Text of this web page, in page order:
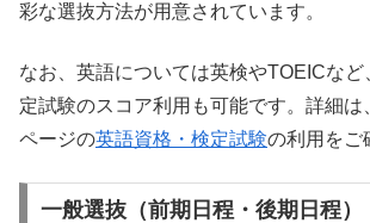
彩な選抜方法が用意されています。
なお、英語については英検やTOEICなど
定試験のスコア利用も可能です。詳細は
ページの英語資格・検定試験の利用をご
一般選抜（前期日程・後期日程）